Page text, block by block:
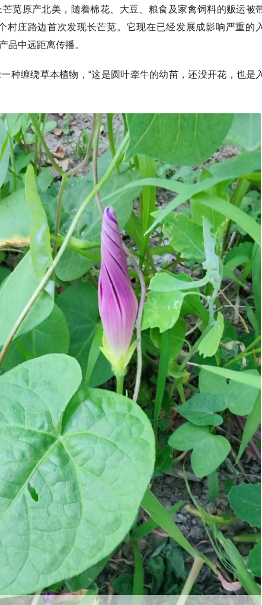
苋原产北美，随着棉花、大豆、粮食及家禽饲料的贩运被
村庄路边首次发现长芒苋。它现在已经发展成影响严重的
品中远距离传播。
种缠绕草本植物，“这是圆叶牵牛的幼苗，还没开花，也是